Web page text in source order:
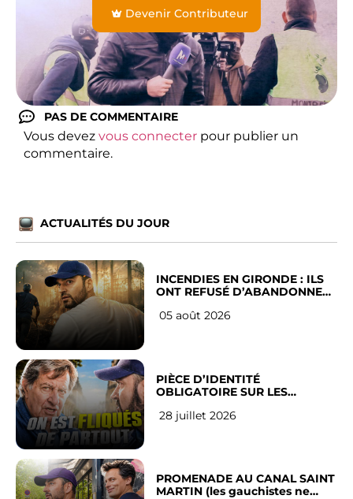
Devenir Contributeur
PAS DE COMMENTAIRE
Vous devez vous connecter pour publier un
commentaire.
ACTUALITÉS DU JOUR
INCENDIES EN GIRONDE : ILS
ONT REFUSÉ D’ABANDONNER
05 août 2026
PIÈCE D’IDENTITÉ
OBLIGATOIRE SUR LES
Français
28 juillet 2026
PROMENADE AU CANAL SAINT
MARTIN (les gauchistes ne